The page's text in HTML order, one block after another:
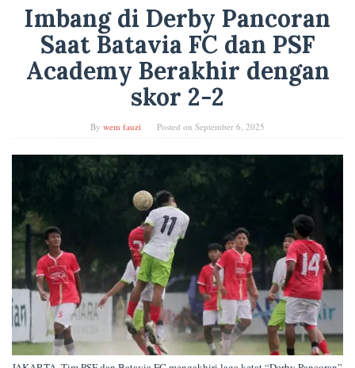
Imbang di Derby Pancoran
Saat Batavia FC dan PSF
Academy Berakhir dengan
skor 2-2
By wem fauzi Posted on September 6, 2025